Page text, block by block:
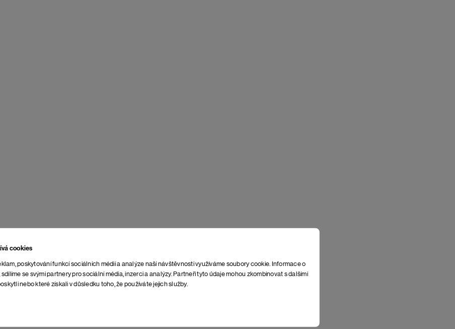
cookies
poskytování funkcí sociálních médií a analýze naší návštěvnosti využíváme soubory cookie. Informace o
se svými partnery pro sociální média, inzerci a analýzy. Partneři tyto údaje mohou zkombinovat s dalšími
nebo které získali v důsledku toho, že používáte jejich služby.